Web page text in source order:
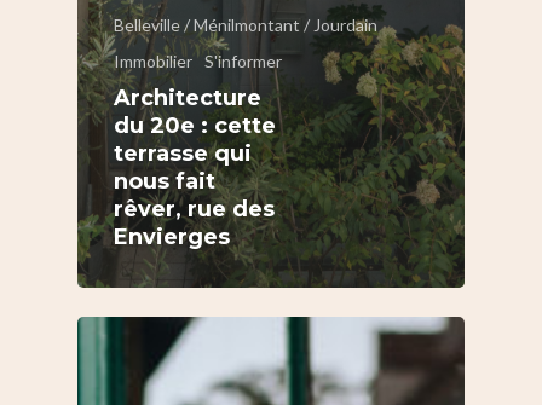
Belleville / Ménilmontant / Jourdain
Immobilier S'informer
Architecture
du 20e : cette
terrasse qui
nous fait
rêver, rue des
Envierges